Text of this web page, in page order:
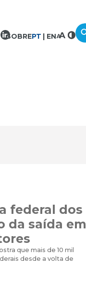
SOBREPT EN
federal dos
da saída em
que mais de 10 mil
desde a volta de